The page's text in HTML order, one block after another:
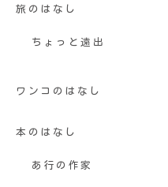
旅のはなし
ちょっと遠出
ワンコのはなし
本のはなし
あ行の作家